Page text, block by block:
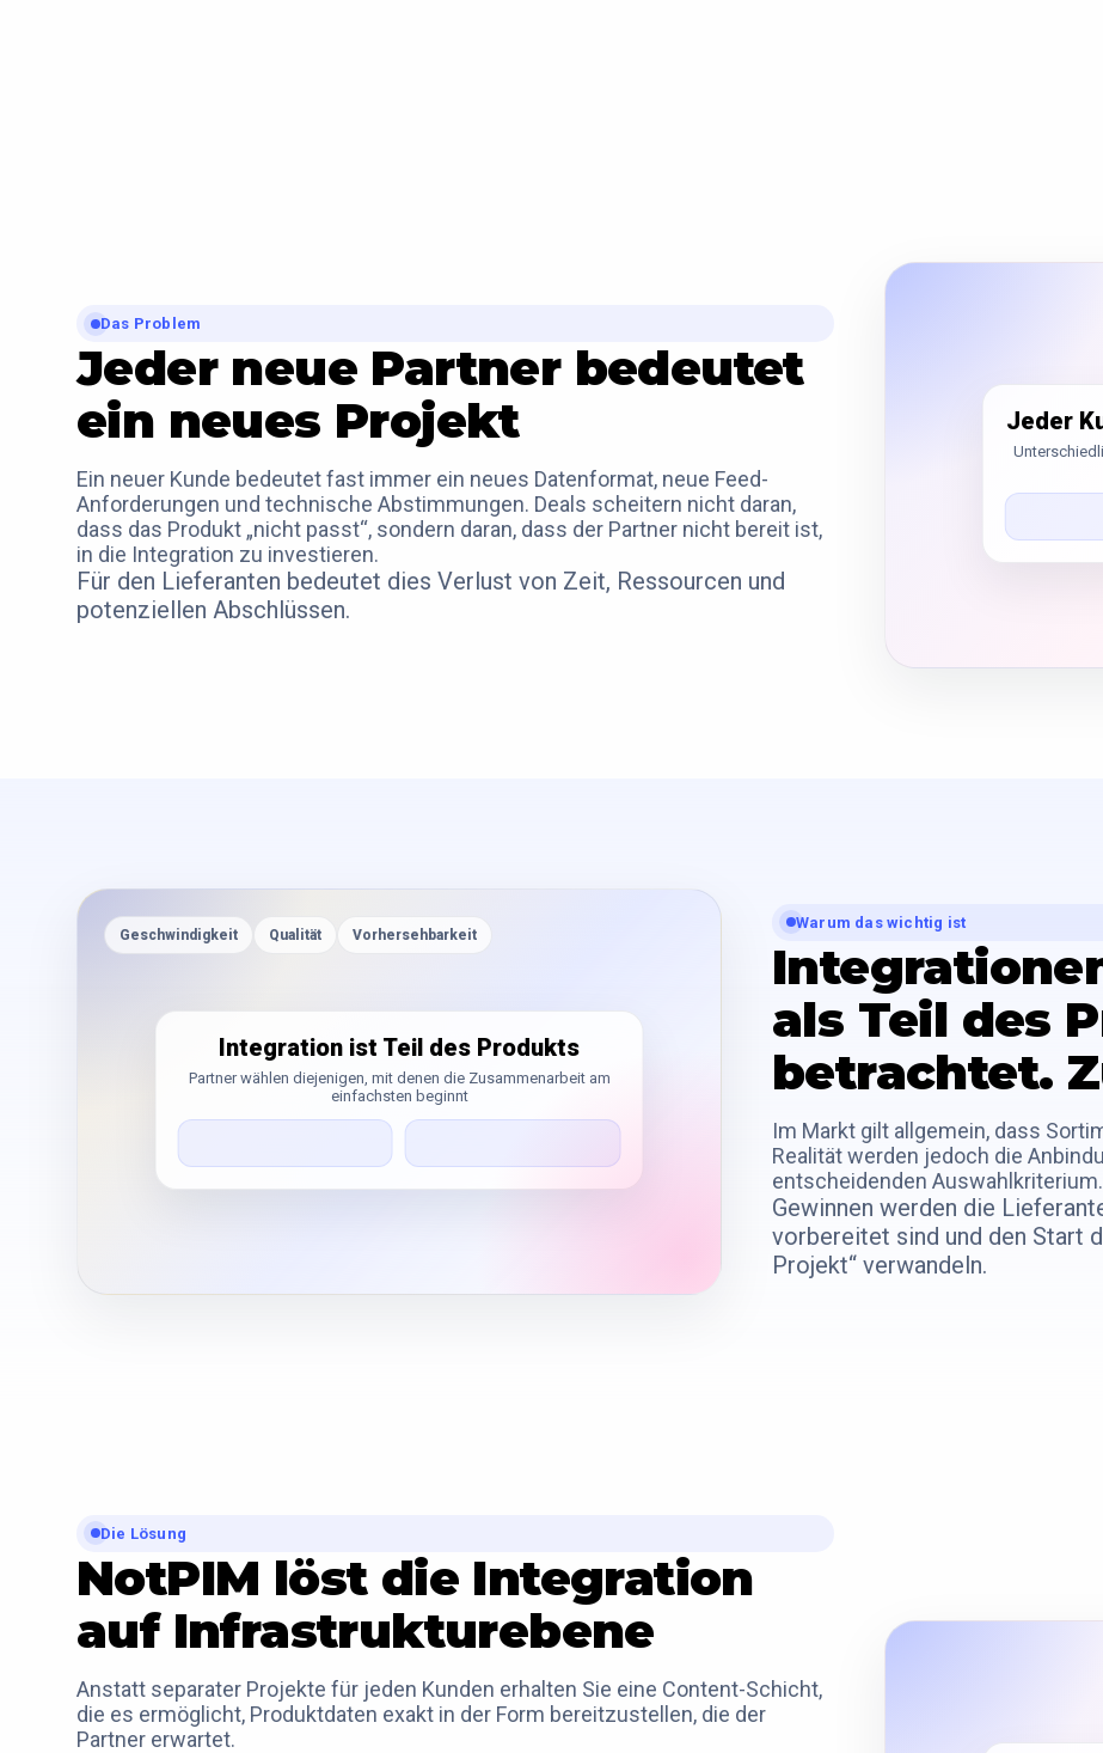
Das Problem
Jeder neue Partner bedeutet
ein neues Projekt
Ein neuer Kunde bedeutet fast immer ein neues Datenformat, neue Feed-
Anforderungen und technische Abstimmungen. Deals scheitern nicht daran,
dass das Produkt „nicht passt“, sondern daran, dass der Partner nicht bereit ist,
in die Integration zu investieren.
Für den Lieferanten bedeutet dies Verlust von Zeit, Ressourcen und
potenziellen Abschlüssen.
Jeder
Geschwindigkeit Qualität Vorhersehbarkeit
Integration ist Teil des Produkts
Partner wählen diejenigen, mit denen die Zusammenarbeit am
einfachsten beginnt
Warum das wichtig ist
als Teil des
betrachtet.
Im Markt gilt allgemein, dass
Realität werden jedoch die
entscheidenden Auswahlkriterium.
Gewinnen werden die
vorbereitet sind und den Start
Projekt“ verwandeln.
Die Lösung
NotPIM löst die Integration
auf Infrastrukturebene
Anstatt separater Projekte für jeden Kunden erhalten Sie eine Content-Schicht,
die es ermöglicht, Produktdaten exakt in der Form bereitzustellen, die der
Partner erwartet.